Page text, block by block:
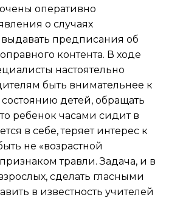
оперативно
о случаях
предписания об
контента. В ходе
настоятельно
быть внимательнее к
детей, обращать
ребенок часами сидит в
в себе, теряет интерес к
не «возрастной
травли. Задача, и в
сделать гласными
в известность учителей